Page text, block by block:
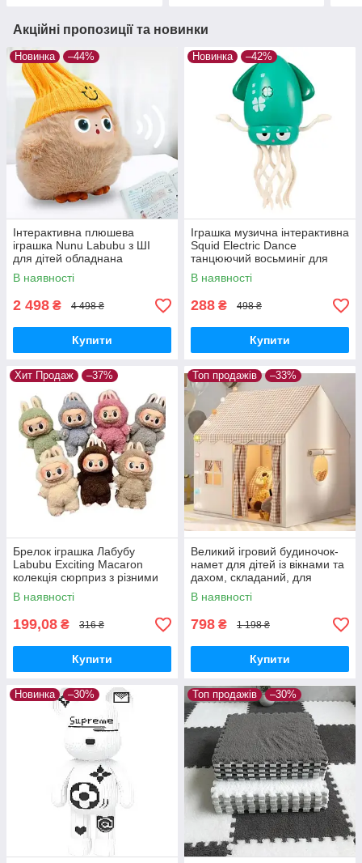
Акційні пропозиції та новинки
Новинка –44%
Інтерактивна плюшева
іграшка Nunu Labubu з ШІ
для дітей обладнана
світлодіодними очима та
здатністю адаптувати
поведінку
В наявності
2 498 ₴ 4 498 ₴
Купити
Новинка –42%
Іграшка музична інтерактивна
Squid Electric Dance
танцюючий восьминіг для
малюків Зелений
В наявності
288 ₴ 498 ₴
Купити
Хит Продаж –37%
Брелок іграшка Лабубу
Labubu Exciting Macaron
колекція сюрприз з різними
кольорами
В наявності
199,08 ₴ 316 ₴
Купити
Топ продажів –33%
Великий ігровий будиночок-
намет для дітей із вікнами та
дахом, складаний, для
приміщення та вулиці
В наявності
798 ₴ 1 198 ₴
Купити
Новинка –30% Топ продажів –30%